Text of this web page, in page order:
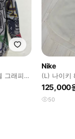
그래피티
Nike
(L) 나이키
스 베이스볼
125,000
50